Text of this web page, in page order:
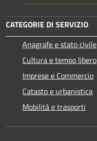
CATEGORIE DI SERVIZIO
Anagrafe e stato civile
Cultura e tempo libero
Imprese e Commercio
Catasto e urbanistica
Mobilità e trasporti